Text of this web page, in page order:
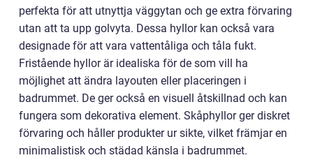
perfekta för att utnyttja väggytan och ge extra förvaring
utan att ta upp golvyta. Dessa hyllor kan också vara
designade för att vara vattentåliga och tåla fukt.
Fristående hyllor är idealiska för de som vill ha
möjlighet att ändra layouten eller placeringen i
badrummet. De ger också en visuell åtskillnad och kan
fungera som dekorativa element. Skåphyllor ger diskret
förvaring och håller produkter ur sikte, vilket främjar en
minimalistisk och städad känsla i badrummet.